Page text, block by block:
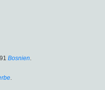
Bosnien.
.